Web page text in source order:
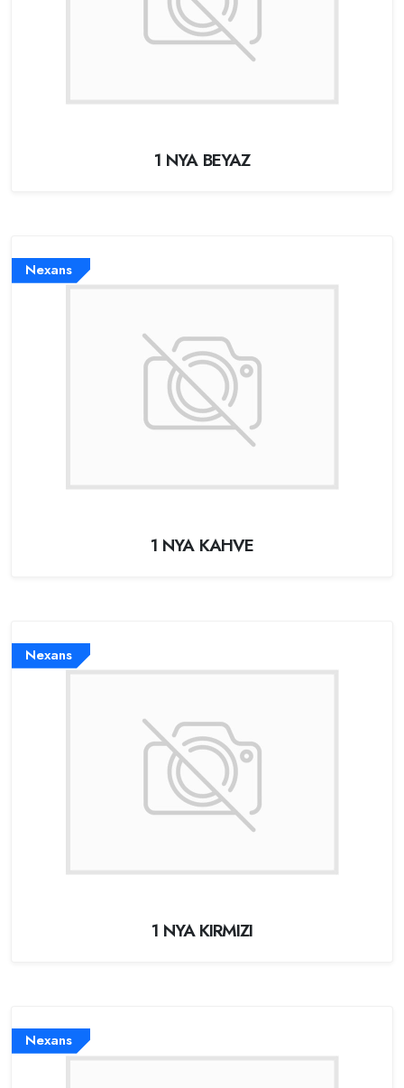
1 NYA BEYAZ
Nexans
1 NYA KAHVE
Nexans
1 NYA KIRMIZI
Nexans